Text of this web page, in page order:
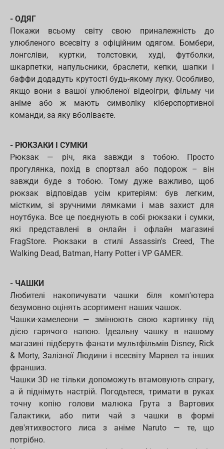
- ОДЯГ
Покажи всьому світу свою приналежність до
улюбленого всесвіту з офіційним одягом. Бомбери,
лонгсліви, куртки, толстовки, худі, футболки,
шкарпетки, напульсники, браслети, кепки, шапки і
баффи додадуть крутості будь-якому луку. Особливо,
якщо вони з вашої улюбленої відеоігри, фільму чи
аніме або ж мають символіку кіберспортивної
команди, за яку вболіваєте.
- РЮКЗАКИ І СУМКИ
Рюкзак — річ, яка завжди з тобою. Просто
прогулянка, похід в спортзал або подорож – він
завжди буде з тобою. Тому дуже важливо, щоб
рюкзак відповідав усім критеріям: був легким,
містким, зі зручними лямками і мав захист для
ноутбука. Все це поєднують в собі рюкзаки і сумки,
які представлені в онлайн і офлайн магазині
FragStore. Рюкзаки в стилі Assassin's Creed, The
Walking Dead, Batman, Harry Potter і VP GAMER.
- ЧАШКИ
Любителі накопичувати чашки біля комп'ютера
безумовно оцінять асортимент наших чашок.
Чашки-хамелеони — змінюють свою картинку під
дією гарячого напою. Ідеальну чашку в нашому
магазині підберуть фанати мультфільмів Disney, Rick
& Morty, Залізної Людини і всесвіту Марвел та інших
франшиз.
Чашки 3D не тільки допоможуть втамовують спрагу,
а й піднімуть настрій. Погодьтеся, тримати в руках
точну копію голови малюка Грута з Вартових
Галактики, або пити чай з чашки в формі
дев'ятихвостого лиса з аніме Naruto — те, що
потрібно.